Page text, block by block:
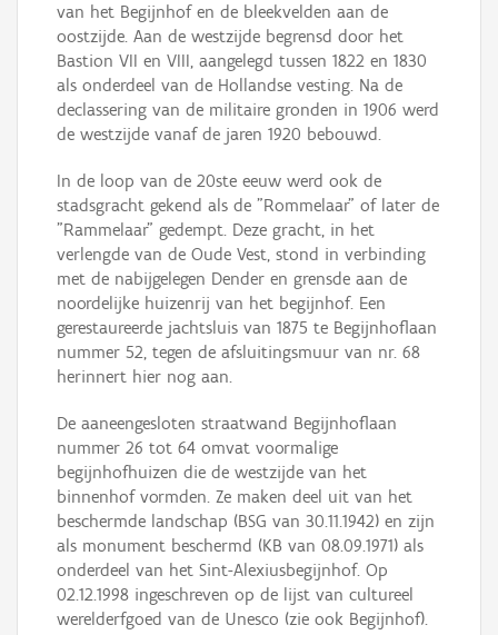
van het Begijnhof en de bleekvelden aan de
oostzijde. Aan de westzijde begrensd door het
Bastion VII en VIII, aangelegd tussen 1822 en 1830
als onderdeel van de Hollandse vesting. Na de
declassering van de militaire gronden in 1906 werd
de westzijde vanaf de jaren 1920 bebouwd.
In de loop van de 20ste eeuw werd ook de
stadsgracht gekend als de "Rommelaar" of later de
"Rammelaar" gedempt. Deze gracht, in het
verlengde van de Oude Vest, stond in verbinding
met de nabijgelegen Dender en grensde aan de
noordelijke huizenrij van het begijnhof. Een
gerestaureerde jachtsluis van 1875 te Begijnhoflaan
nummer 52, tegen de afsluitingsmuur van nr. 68
herinnert hier nog aan.
De aaneengesloten straatwand Begijnhoflaan
nummer 26 tot 64 omvat voormalige
begijnhofhuizen die de westzijde van het
binnenhof vormden. Ze maken deel uit van het
beschermde landschap (BSG van 30.11.1942) en zijn
als monument beschermd (KB van 08.09.1971) als
onderdeel van het Sint-Alexiusbegijnhof. Op
02.12.1998 ingeschreven op de lijst van cultureel
werelderfgoed van de Unesco (zie ook Begijnhof).